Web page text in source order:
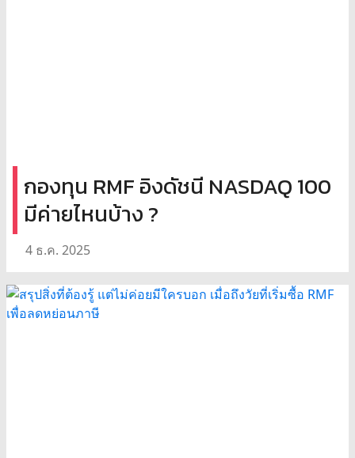
กองทุน RMF อิงดัชนี NASDAQ 100
มีค่ายไหนบ้าง ?
4 ธ.ค. 2025